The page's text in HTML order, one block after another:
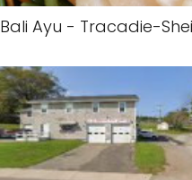
Bali Ayu - Tracadie-